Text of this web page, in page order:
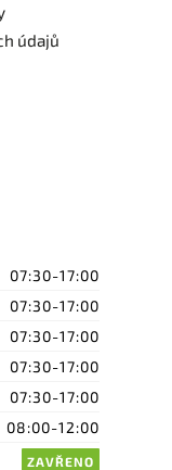
údajů
07:30-17:00
07:30-17:00
07:30-17:00
07:30-17:00
07:30-17:00
08:00-12:00
ZAVŘENO